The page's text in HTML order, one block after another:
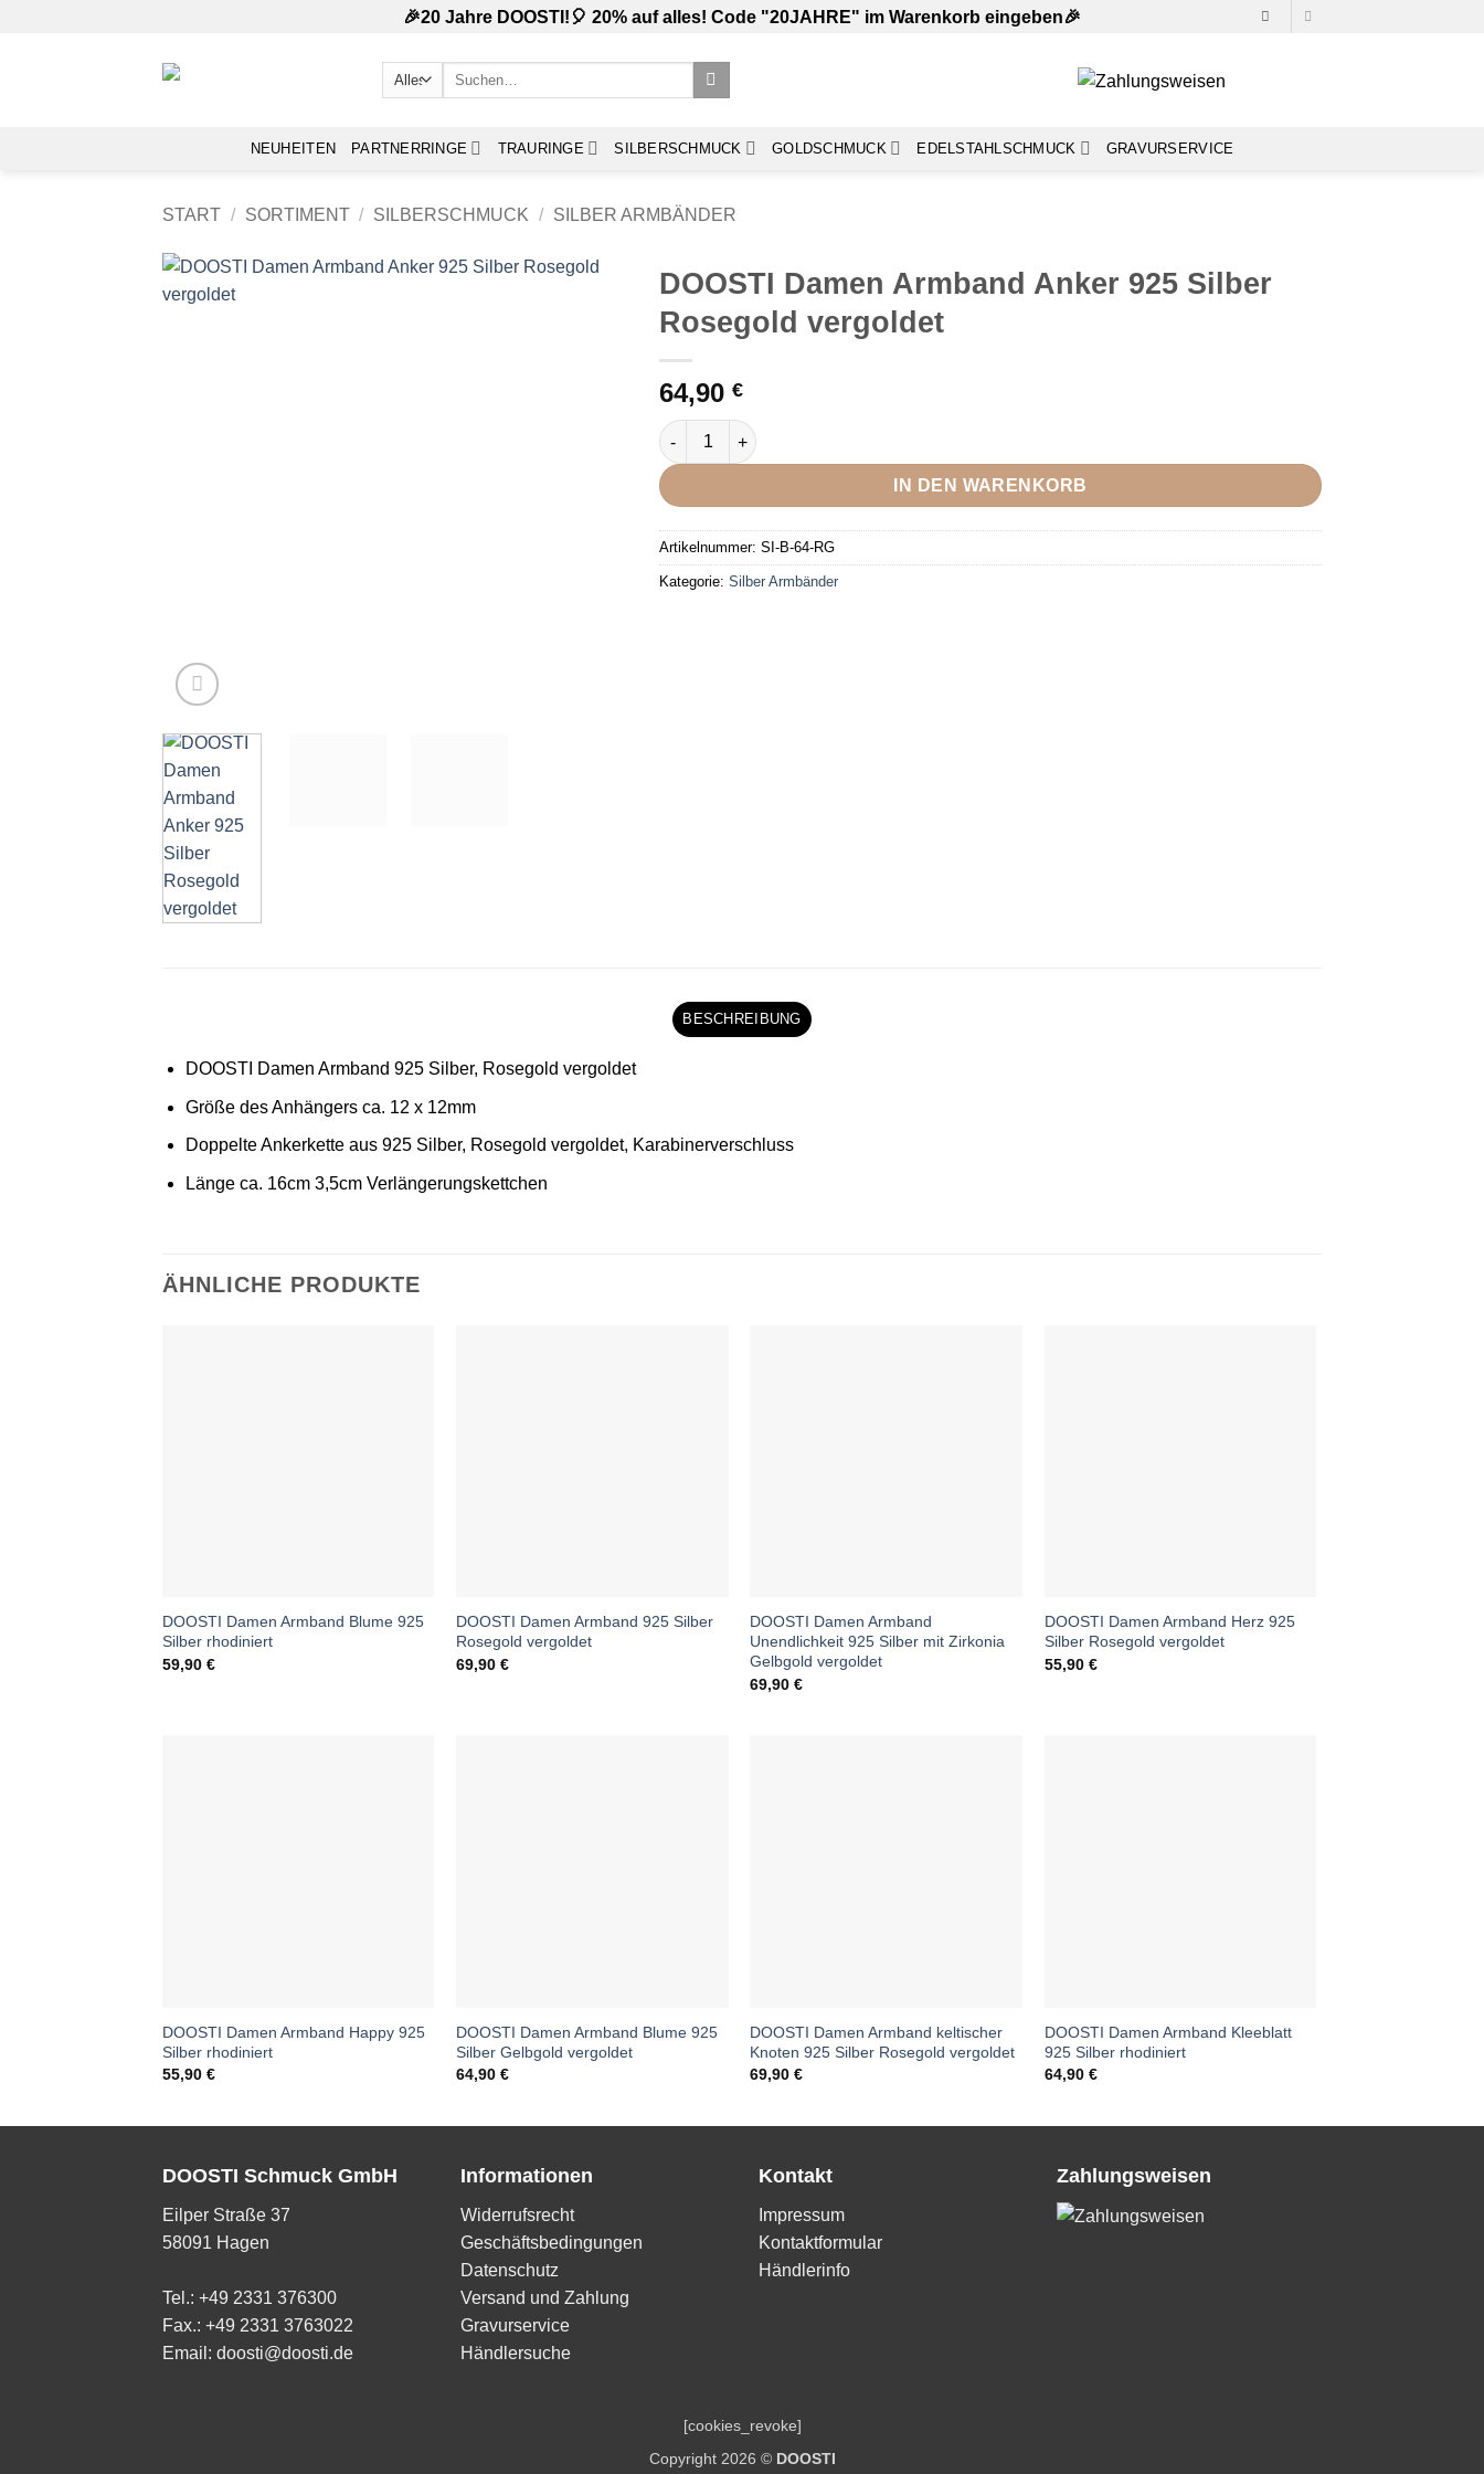
🎉20 Jahre DOOSTI!🎈 20% auf alles! Code "20JAHRE" im Warenkorb eingeben🎉
Suchen
NEUHEITEN PARTNERRINGE TRAURINGE SILBERSCHMUCK GOLDSCHMUCK EDELSTAHLSCHMUCK GRAVURSERVICE
START / SORTIMENT / SILBERSCHMUCK / SILBER ARMBÄNDER
DOOSTI Damen Armband Anker 925 Silber
Rosegold vergoldet
64,90 €
DOOSTI Damen Armband Anker 925 Silber Rosegold vergoldet Menge
IN DEN WARENKORB
Artikelnummer: SI-B-64-RG
Kategorie: Silber Armbänder
BESCHREIBUNG
DOOSTI Damen Armband 925 Silber, Rosegold vergoldet
Größe des Anhängers ca. 12 x 12mm
Doppelte Ankerkette aus 925 Silber, Rosegold vergoldet, Karabinerverschluss
Länge ca. 16cm 3,5cm Verlängerungskettchen
ÄHNLICHE PRODUKTE
DOOSTI Damen Armband Blume 925
Silber rhodiniert
59,90 €
DOOSTI Damen Armband 925 Silber
Rosegold vergoldet
69,90€
DOOSTI Damen Armband
Unendlichkeit 925 Silber mit Zirkonia
Gelbgold vergoldet
69,90€
DOOSTI Damen Armband Herz 925
Silber Rosegold vergoldet
55,90 €
DOOSTI Damen Armband Happy 925
Silber rhodiniert
55,90 €
DOOSTI Damen Armband Blume 925
Silber Gelbgold vergoldet
64,90€
DOOSTI Damen Armband keltischer
Knoten 925 Silber Rosegold vergoldet
69,90€
DOOSTI Damen Armband Kleeblatt
925 Silber rhodiniert
64,90 €
DOOSTI Schmuck GmbH
Eilper Straße 37
58091 Hagen
Tel.: +49 2331 376300
Fax.: +49 2331 3763022
Email: doosti@doosti.de
Informationen
Widerrufsrecht
Geschäftsbedingungen
Datenschutz
Versand und Zahlung
Gravurservice
Händlersuche
Kontakt
Impressum
Kontaktformular
Händlerinfo
Zahlungsweisen
[cookies_revoke]
Copyright 2026 © DOOSTI